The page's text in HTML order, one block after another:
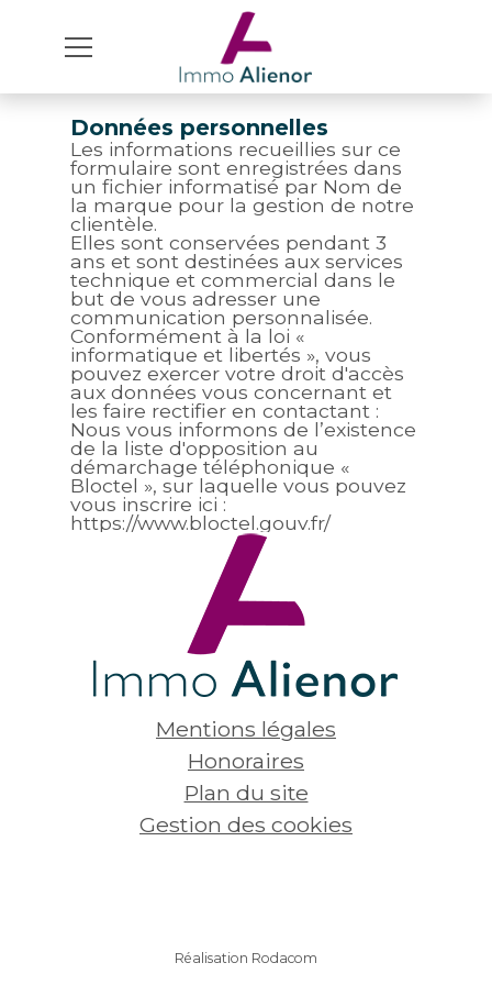
Données personnelles
Les informations recueillies sur ce
formulaire sont enregistrées dans
un fichier informatisé par Nom de
la marque pour la gestion de notre
clientèle.
Elles sont conservées pendant 3
ans et sont destinées aux services
technique et commercial dans le
but de vous adresser une
communication personnalisée.
Conformément à la loi «
informatique et libertés », vous
pouvez exercer votre droit d'accès
aux données vous concernant et
les faire rectifier en contactant :
Nous vous informons de l’existence
de la liste d'opposition au
démarchage téléphonique «
Bloctel », sur laquelle vous pouvez
vous inscrire ici :
https://www.bloctel.gouv.fr/
Mentions légales
Honoraires
Plan du site
Gestion des cookies
Réalisation Rodacom